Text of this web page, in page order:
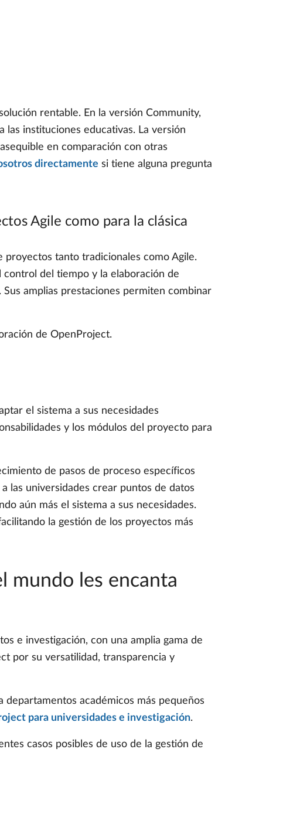
rentable. En la versión Community,
instituciones educativas. La versión
en comparación con otras
directamente si tiene alguna pregunta
Agile como para la clásica
tanto tradicionales como Agile.
control del tiempo y la elaboración de
amplias prestaciones permiten combinar
de OpenProject.
el sistema a sus necesidades
y los módulos del proyecto para
de pasos de proceso específicos
las universidades crear puntos de datos
aún más el sistema a sus necesidades.
la gestión de los proyectos más
mundo les encanta
e investigación, con una amplia gama de
por su versatilidad, transparencia y
académicos más pequeños
para universidades e investigación.
casos posibles de uso de la gestión de